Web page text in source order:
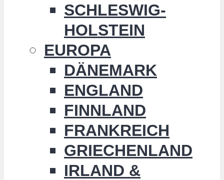
SCHLESWIG-
HOLSTEIN
EUROPA
DÄNEMARK
ENGLAND
FINNLAND
FRANKREICH
GRIECHENLAND
IRLAND &